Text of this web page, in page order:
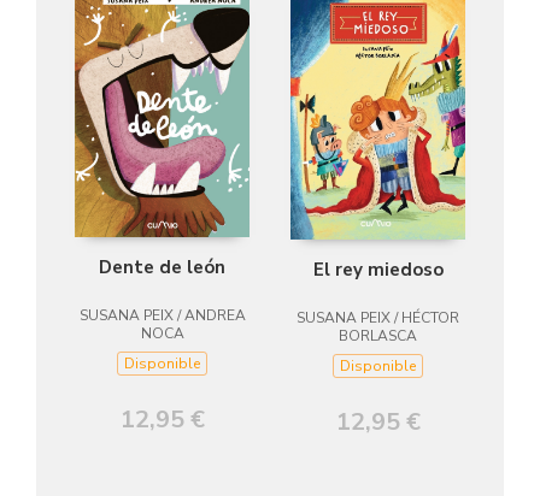
Dente de león
SUSANA PEIX / ANDREA
NOCA
Disponible
12,95 €
El rey miedoso
SUSANA PEIX / HÉCTOR
BORLASCA
Disponible
12,95 €